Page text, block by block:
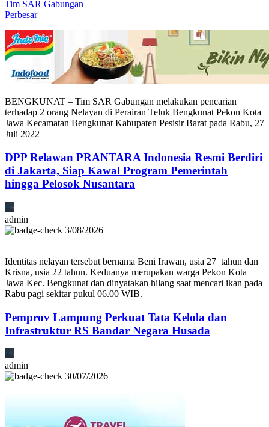
Perbesar
BENGKUNAT – Tim SAR Gabungan melakukan pencarian
terhadap 2 orang Nelayan di Perairan Teluk Bengkunat Pekon Kota
Jawa Kecamatan Bengkunat Kabupaten Pesisir Barat pada Rabu, 27
Juli 2022
DPP Relawan PRANTARA Indonesia Resmi Berdiri
di Jakarta, Siap Kawal Program Pemerintah
hingga Pelosok Nusantara
admin
3/08/2026
Identitas nelayan tersebut bernama Beni Irawan, usia 27 tahun dan
Krisna, usia 22 tahun. Keduanya merupakan warga Pekon Kota
Jawa Kec. Bengkunat dan dinyatakan hilang saat mencari ikan pada
Rabu pagi sekitar pukul 06.00 WIB.
Pemprov Lampung Perkuat Tata Kelola dan
Infrastruktur RS Bandar Negara Husada
admin
30/07/2026